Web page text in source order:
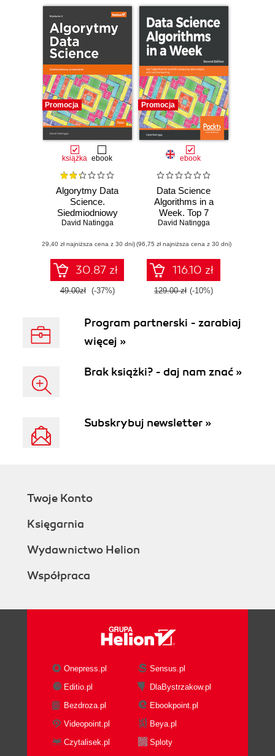
Promocja
książka ebook
Algorytmy Data
Science.
Siedmiodniowy
przewodnik.
David Natingga
(29,40 zł najniższa cena z 30 dni)
30.87 zł
49.00zł (-37%)
Promocja
ebook
Data Science
Algorithms in a
Week. Top 7
algorithms for
computing, data
analysis, and
machine learning -
Second Edition
David Natingga
(96,75 zł najniższa cena z 30 dni)
116.10 zł
129.00 zł (-10%)
Program partnerski - zarabiaj
więcej »
Brak książki? - daj nam znać »
Subskrybuj newsletter »
Twoje Konto
Księgarnia
Wydawnictwo Helion
Współpraca
Onepress.pl
Sensus.pl
Editio.pl
DlaBystrzakow.pl
Bezdroza.pl
Ebookpoint.pl
Videopoint.pl
Beya.pl
Czytalisek.pl
Sploty